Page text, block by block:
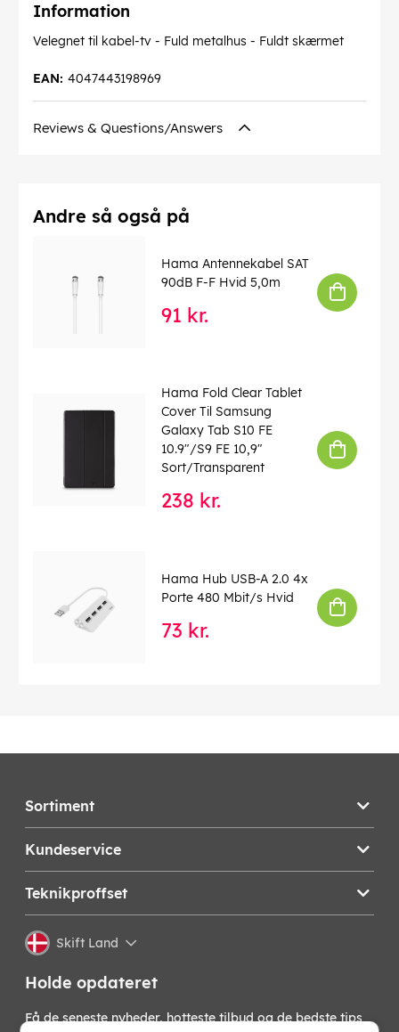
Information
Velegnet til kabel-tv - Fuld metalhus - Fuldt skærmet
4047443198969
EAN:
Reviews & Questions/Answers
Andre så også på
Hama Antennekabel SAT
90dB F-F Hvid 5,0m
91 kr.
Hama Fold Clear Tablet
Cover Til Samsung
Galaxy Tab S10 FE
10.9"/S9 FE 10,9"
Sort/Transparent
238 kr.
Hama Hub USB-A 2.0 4x
Porte 480 Mbit/s Hvid
73 kr.
Sortiment
Kundeservice
Teknikproffset
Skift Land
Holde opdateret
Få de seneste nyheder, hotteste tilbud og de bedste tips